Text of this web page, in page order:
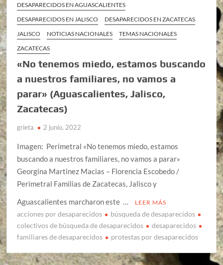
DESAPARECIDOS EN AGUASCALIENTES
DESAPARECIDOS EN JALISCO
DESAPARECIDOS EN ZACATECAS
JALISCO
NOTICIAS NACIONALES
TEMAS NACIONALES
ZACATECAS
«No tenemos miedo, estamos buscando
a nuestros familiares, no vamos a
parar» (Aguascalientes, Jalisco,
Zacatecas)
grieta 2 junio, 2022
Imagen: Perimetral «No tenemos miedo, estamos
buscando a nuestros familiares, no vamos a parar»
Georgina Martinez Macias – Florencia Escobedo /
Perimetral Familias de Zacatecas, Jalisco y
Aguascalientes marcharon este …
LEER MÁS
acciones por desaparecidos
búsqueda de desaparecidos
colectivos de búsqueda de desaparecidos
desaparecidos
familiares de desaparecidos
protestas por desaparecidos